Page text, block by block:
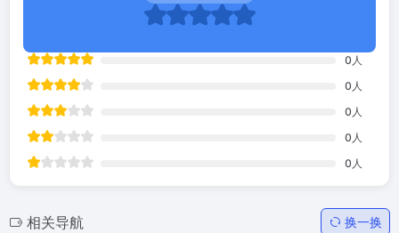
0 人
0 人
0 人
0 人
0 人
相关导航 换一换